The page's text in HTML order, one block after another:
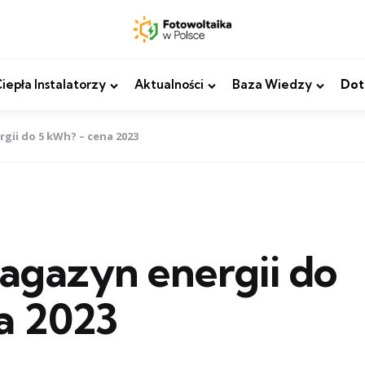
Instalatorzy Aktualności Baza Wiedzy
do 5 kWh? – cena 2023
energii do
2023